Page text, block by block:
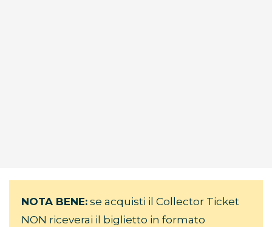
NOTA BENE: se acquisti il Collector Ticket
NON riceverai il biglietto in formato